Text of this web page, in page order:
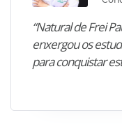
“Natural de Frei
enxergou os
para conquistar